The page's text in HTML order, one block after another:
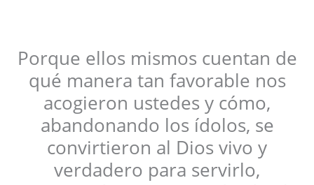
Porque ellos mismos cuentan de
qué manera tan favorable nos
acogieron ustedes y cómo,
abandonando los ídolos, se
convirtieron al Dios vivo y
verdadero para servirlo,